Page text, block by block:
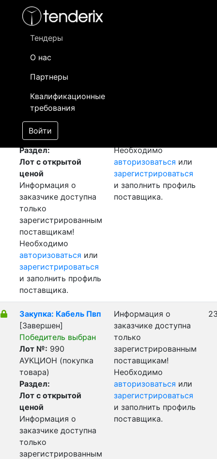
Тендеры
О нас
Партнеры
Квалификационные
требования
Войти
- активный лот
- сохраненный лот (не опубликован)
Закупка: Изоляторы
[Завершен]
Лот №:
АУКЦИОН (покупка
товара)
Раздел:
Лот с открытой
ценой
Информация о
заказчике доступна
только
зарегистрированным
поставщикам!
Необходимо
авторизоваться или
зарегистрироваться
и заполнить профиль
поставщика.
Необходимо
авторизоваться или
зарегистрироваться
и заполнить профиль
поставщика.
Закупка: Кабель Пвп
[Завершен]
Победитель выбран
Лот №: 990
АУКЦИОН (покупка
товара)
Раздел:
Лот с открытой
ценой
Информация о
заказчике доступна
только
зарегистрированным
Информация о
заказчике доступна
только
зарегистрированным
поставщикам!
Необходимо
авторизоваться или
зарегистрироваться
и заполнить профиль
поставщика.